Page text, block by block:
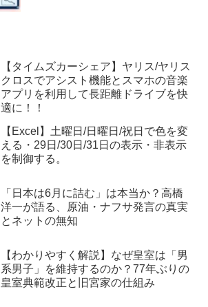
【タイムズカーシェア】ヤリス/ヤリス
クロスでアシスト機能とスマホの音楽
アプリを利用して長距離ドライブを快
適に！！
【Excel】土曜日/日曜日/祝日で色を変
える・29日/30日/31日の表示・非表示
を制御する。
「日本は6月に詰む」は本当か？高橋
洋一が語る、原油・ナフサ発言の真実
とネットの無知
【わかりやすく解説】なぜ皇室は「男
系男子」を維持するのか？77年ぶりの
皇室典範改正と旧宮家の仕組み